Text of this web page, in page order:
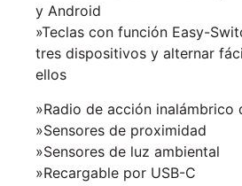
y Android
»Teclas con función Easy-
tres dispositivos y alternar
ellos
»Radio de acción inalámbrico
»Sensores de proximidad
»Sensores de luz ambiental
»Recargable por USB-C